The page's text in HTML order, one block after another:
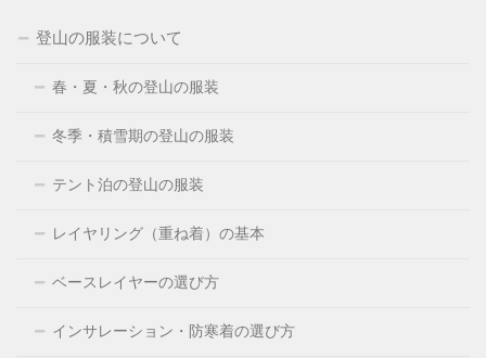
登山の服装について
春・夏・秋の登山の服装
冬季・積雪期の登山の服装
テント泊の登山の服装
レイヤリング（重ね着）の基本
ベースレイヤーの選び方
インサレーション・防寒着の選び方